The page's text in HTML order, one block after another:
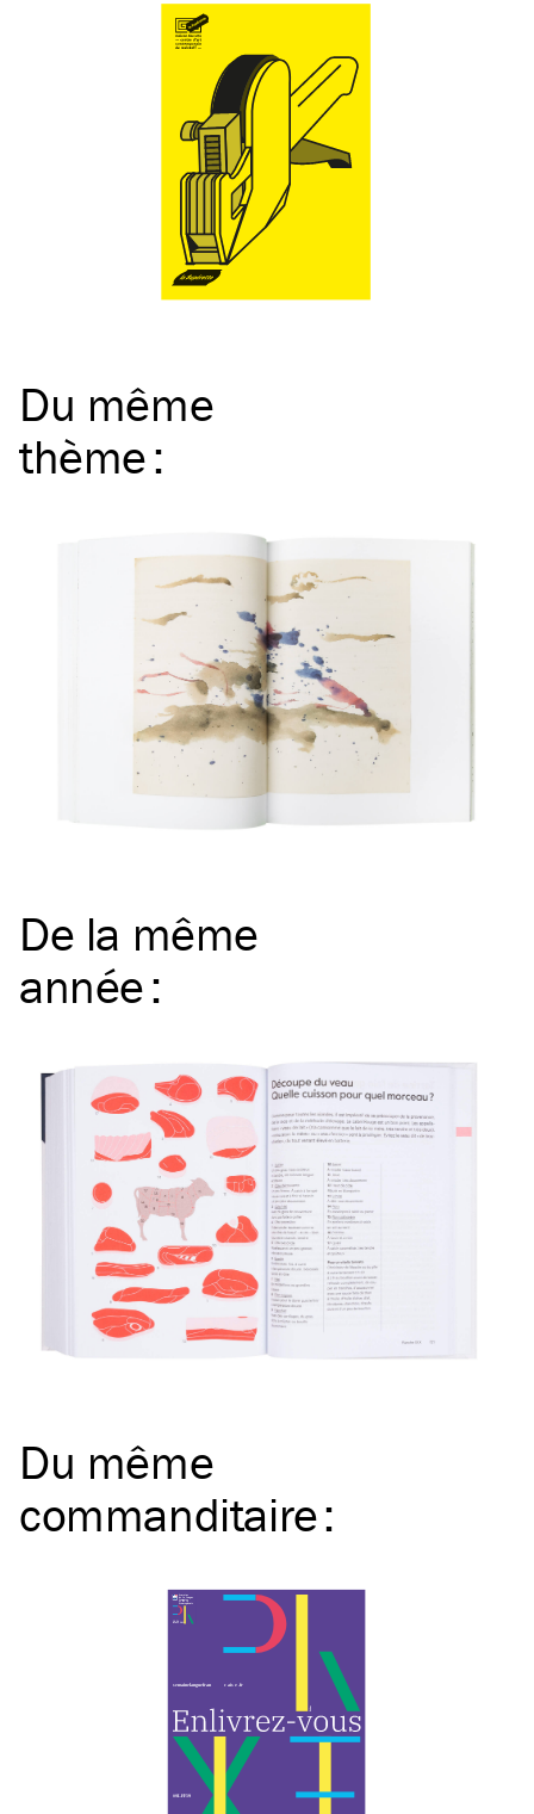
Du même
thème:
De la même
année:
Du même
commanditaire: